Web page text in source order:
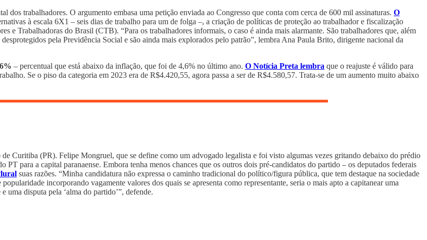
dos trabalhadores. O argumento embasa uma petição enviada ao Congresso que conta com cerca de 600 mil assinaturas. O
à escala 6X1 – seis dias de trabalho para um de folga –, a criação de políticas de proteção ao trabalhador e fiscalização
e Trabalhadoras do Brasil (CTB). “Para os trabalhadores informais, o caso é ainda mais alarmante. São trabalhadores que, além
pela Previdência Social e são ainda mais explorados pelo patrão”, lembra Ana Paula Brito, dirigente nacional da
– percentual que está abaixo da inflação, que foi de 4,6% no último ano. O Notícia Preta lembra que o reajuste é válido para
Se o piso da categoria em 2023 era de R$4.420,55, agora passa a ser de R$4.580,57. Trata-se de um aumento muito abaixo
de Curitiba (PR). Felipe Mongruel, que se define como um advogado legalista e foi visto algumas vezes gritando debaixo do prédio
para a capital paranaense. Embora tenha menos chances que os outros dois pré-candidatos do partido – os deputados federais
suas razões. “Minha candidatura não expressa o caminho tradicional do político/figura pública, que tem destaque na sociedade
incorporando vagamente valores dos quais se apresenta como representante, seria o mais apto a capitanear uma
uma disputa pela ‘alma do partido’”, defende.